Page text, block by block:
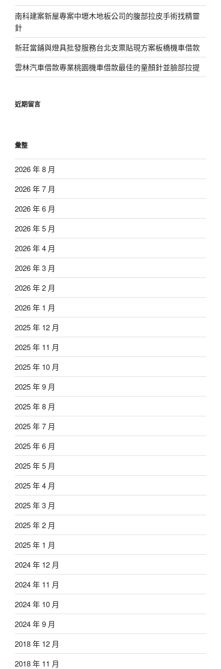
南科建案新屋專案中壢木地板公司的腹部拉皮手術找精靈
針
新莊當鋪與燈具批發服務台北支票貼現方案板橋機車借款
雲林汽車借款專業桃園機車借款最佳的童顏針並臉部拉提
近期留言
彙整
2026 年 8 月
2026 年 7 月
2026 年 6 月
2026 年 5 月
2026 年 4 月
2026 年 3 月
2026 年 2 月
2026 年 1 月
2025 年 12 月
2025 年 11 月
2025 年 10 月
2025 年 9 月
2025 年 8 月
2025 年 7 月
2025 年 6 月
2025 年 5 月
2025 年 4 月
2025 年 3 月
2025 年 2 月
2025 年 1 月
2024 年 12 月
2024 年 11 月
2024 年 10 月
2024 年 9 月
2018 年 12 月
2018 年 11 月